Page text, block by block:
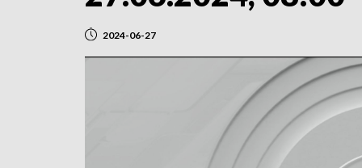
2024-06-27